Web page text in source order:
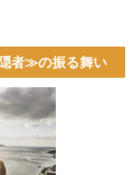
者≫の振る舞い